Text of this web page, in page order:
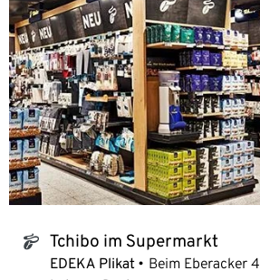
tchibo_logo Tchibo im Supermarkt
EDEKA Plikat Beim Eberacker 4